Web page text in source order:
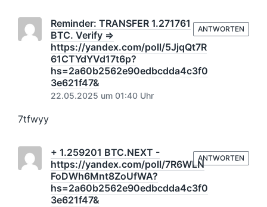
Reminder: TRANSFER 1.271761
BTC. Verify =>
https://yandex.com/poll/5JjqQt7R
61CTYdYVd17t6p?
hs=2a60b2562e90edbcdda4c3f0
3e621f47&
22.05.2025 um 01:40 Uhr
7tfwyy
ANTWORTEN
+ 1.259201 BTC.NEXT -
https://yandex.com/poll/7R6WLN
FoDWh6Mnt8ZoUfWA?
hs=2a60b2562e90edbcdda4c3f0
3e621f47&
ANTWORTEN